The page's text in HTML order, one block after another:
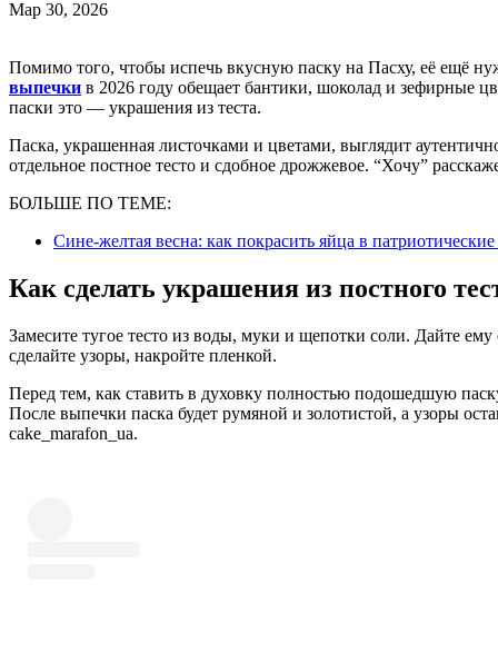
Мар 30, 2026
Помимо того, чтобы испечь вкусную паску на Пасху, её ещё
выпечки в 2026 году обещает бантики, шоколад и зефирные
паски это — украшения из теста.
Паска, украшенная листочками и цветами, выглядит
отдельное постное тесто и сдобное дрожжевое. “Хочу”
БОЛЬШЕ ПО ТЕМЕ:
Сине-желтая весна: как покрасить яйца в
Как сделать украшения из постного
Замесите тугое тесто из воды, муки и щепотки соли. Дайте ему
сделайте узоры, накройте пленкой.
Перед тем, как ставить в духовку полностью подошедшую
После выпечки паска будет румяной и золотистой, а узоры
cake_marafon_ua.